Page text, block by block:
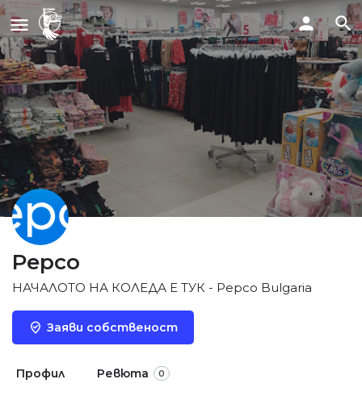
Pepco
НАЧАЛОТО НА КОЛЕДА Е ТУК - Pepco Bulgaria
Заяви собственост
Профил Ревюта 0